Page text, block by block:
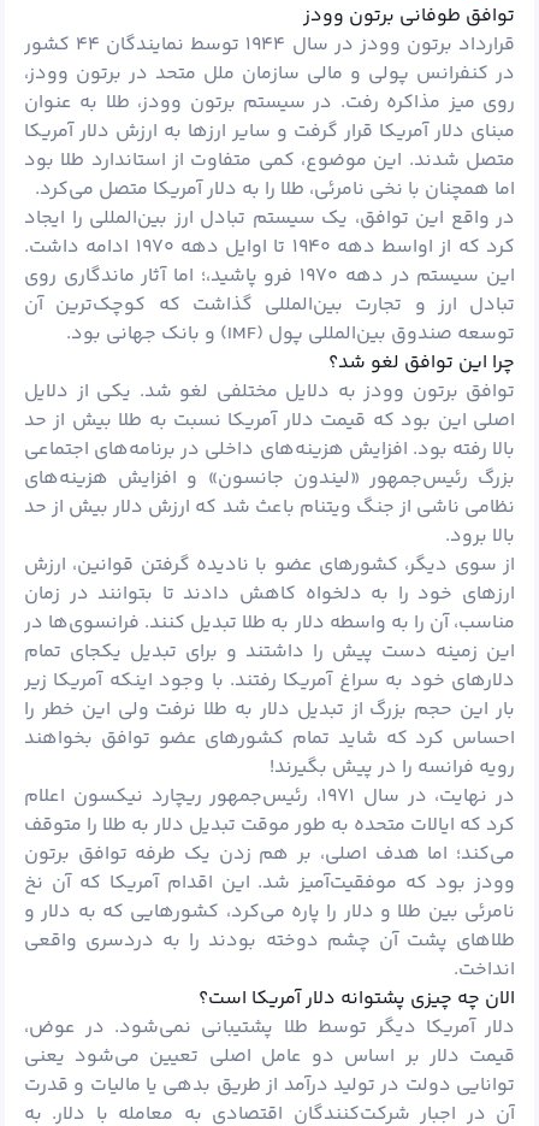
توافق طوفانی برتون وودز
قرارداد برتون وودز در سال ۱۹۴۴ توسط نمایندگان ۴۴ کشور
در کنفرانس پولی و مالی سازمان ملل متحد در برتون وودز،
روی میز مذاکره رفت. در سیستم برتون وودز، طلا به عنوان
مبنای دلار آمریکا قرار گرفت و سایر ارزها به ارزش دلار آمریکا
متصل شدند. این موضوع، کمی متفاوت از استاندارد طلا بود
اما همچنان با نخی نامرئی، طلا را به دلار آمریکا متصل می‌کرد.
در واقع این توافق، یک سیستم تبادل ارز بین‌المللی را ایجاد
کرد که از اواسط دهه ۱۹۴۰ تا اوایل دهه ۱۹۷۰ ادامه داشت.
این سیستم در دهه ۱۹۷۰ فرو پاشید،؛ اما آثار ماندگاری روی
تبادل ارز و تجارت بین‌المللی گذاشت که کوچک‌ترین آن
توسعه صندوق بین‌المللی پول (IMF) و بانک جهانی بود.
چرا این توافق لغو شد؟
توافق برتون وودز به دلایل مختلفی لغو شد. یکی از دلایل
اصلی این بود که قیمت دلار آمریکا نسبت به طلا بیش از حد
بالا رفته بود. افزایش هزینه‌های داخلی در برنامه‌های اجتماعی
بزرگ رئیس‌جمهور «لیندون جانسون» و افزایش هزینه‌های
نظامی ناشی از جنگ ویتنام باعث شد که ارزش دلار بیش از حد
بالا برود.
از سوی دیگر، کشورهای عضو با نادیده گرفتن قوانین، ارزش
ارزهای خود را به دلخواه کاهش دادند تا بتوانند در زمان
مناسب، آن را به واسطه دلار به طلا تبدیل کنند. فرانسوی‌ها در
این زمینه دست پیش را داشتند و برای تبدیل یکجای تمام
دلارهای خود به سراغ آمریکا رفتند. با وجود اینکه آمریکا زیر
بار این حجم بزرگ از تبدیل دلار به طلا نرفت ولی این خطر را
احساس کرد که شاید تمام کشورهای عضو توافق بخواهند
رویه فرانسه را در پیش بگیرند!
در نهایت، در سال ۱۹۷۱، رئیس‌جمهور ریچارد نیکسون اعلام
کرد که ایالات متحده به طور موقت تبدیل دلار به طلا را متوقف
می‌کند؛ اما هدف اصلی، بر هم زدن یک طرفه توافق برتون
وودز بود که موفقیت‌آمیز شد. این اقدام آمریکا که آن نخ
نامرئی بین طلا و دلار را پاره می‌کرد، کشورهایی که به دلار و
طلاهای پشت آن چشم دوخته بودند را به دردسری واقعی
انداخت.
الان چه چیزی پشتوانه دلار آمریکا است؟
دلار آمریکا دیگر توسط طلا پشتیبانی نمی‌شود. در عوض،
قیمت دلار بر اساس دو عامل اصلی تعیین می‌شود یعنی
توانایی دولت در تولید درآمد از طریق بدهی یا مالیات و قدرت
آن در اجبار شرکت‌کنندگان اقتصادی به معامله با دلار. به